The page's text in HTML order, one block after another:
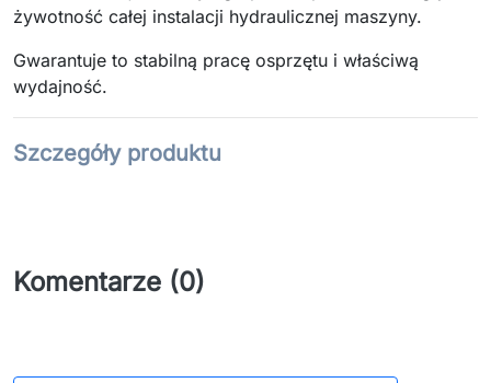
żywotność całej instalacji hydraulicznej maszyny.
Gwarantuje to stabilną pracę osprzętu i właściwą
wydajność.
Szczegóły produktu
Komentarze (0)